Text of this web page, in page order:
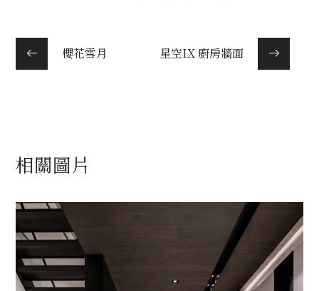
櫻花雪月 星空IX 廚房牆面
相關圖片
銀河灰樓梯
近境制作